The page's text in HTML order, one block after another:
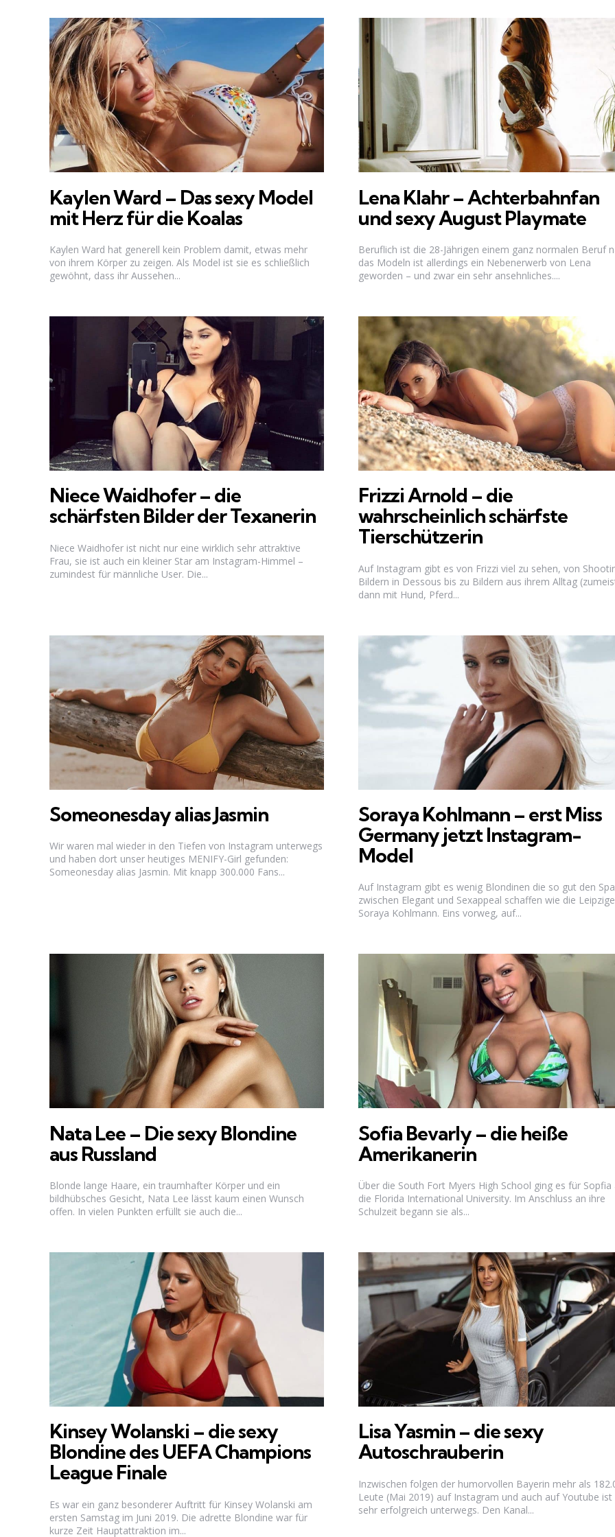
Kaylen Ward – Das sexy Model
mit Herz für die Koalas
Kaylen Ward hat generell kein Problem damit, etwas mehr
von ihrem Körper zu zeigen. Als Model ist sie es schließlich
gewöhnt, dass ihr Aussehen...
Lena Klahr – Achterbahnfan
und sexy August Playmate
Beruflich ist die 28-Jährigen einem ganz normalen Beruf
das Modeln ist allerdings ein Nebenerwerb von Lena
geworden – und zwar ein sehr ansehnliches....
Niece Waidhofer – die
schärfsten Bilder der Texanerin
Niece Waidhofer ist nicht nur eine wirklich sehr attraktive
Frau, sie ist auch ein kleiner Star am Instagram-Himmel –
zumindest für männliche User. Die...
Frizzi Arnold – die
wahrscheinlich schärfste
Tierschützerin
Auf Instagram gibt es von Frizzi viel zu sehen, von
Bildern in Dessous bis zu Bildern aus ihrem Alltag
dann mit Hund, Pferd...
Someonesday alias Jasmin
Wir waren mal wieder in den Tiefen von Instagram unterwegs
und haben dort unser heutiges MENIFY-Girl gefunden:
Someonesday alias Jasmin. Mit knapp 300.000 Fans...
Soraya Kohlmann – erst Miss
Germany jetzt Instagram-
Model
Auf Instagram gibt es wenig Blondinen die so gut den
zwischen Elegant und Sexappeal schaffen wie die
Soraya Kohlmann. Eins vorweg, auf...
Nata Lee – Die sexy Blondine
aus Russland
Blonde lange Haare, ein traumhafter Körper und ein
bildhübsches Gesicht, Nata Lee lässt kaum einen Wunsch
offen. In vielen Punkten erfüllt sie auch die...
Sofia Bevarly – die heiße
Amerikanerin
Über die South Fort Myers High School ging es für Sopfia
die Florida International University. Im Anschluss an ihre
Schulzeit begann sie als...
Kinsey Wolanski – die sexy
Blondine des UEFA Champions
League Finale
Es war ein ganz besonderer Auftritt für Kinsey Wolanski am
ersten Samstag im Juni 2019. Die adrette Blondine war für
kurze Zeit Hauptattraktion im...
Lisa Yasmin – die sexy
Autoschrauberin
Inzwischen folgen der humorvollen Bayerin mehr als
Leute (Mai 2019) auf Instagram und auch auf Youtube ist
sehr erfolgreich unterwegs. Den Kanal...